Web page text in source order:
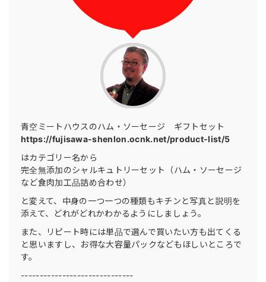
青空ミートハウスのハム・ソーセージ ギフトセット
https://fujisawa-shenlon.ocnk.net/product-list/5
はカテゴリー名から
完全無添加のシャルキュトリーセット（ハム・ソーセージ
など食肉加工品詰め合わせ）
と変えて、中身の一つ一つの種類もキチンと写真と説明を
添えて、どれがどれかわかるようにしましょう。
また、リピート時には単品で選んで買いたい方も出てくる
と思いますし、お得な大容量パックなどもほしいところで
す。
------------------------------